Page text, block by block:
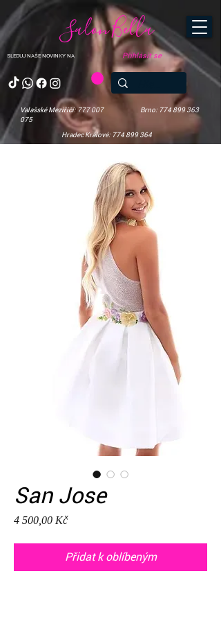
SLEDUJ NAŠE NOVINKY NA
Salon Bella
Valašské Meziříčí: 777 007
075
Brno: 774 899 363
Hradec Králové: 774 899 364
Přihlásit se
San Jose
4 500,00 KčCena
Přidat k oblíbeným